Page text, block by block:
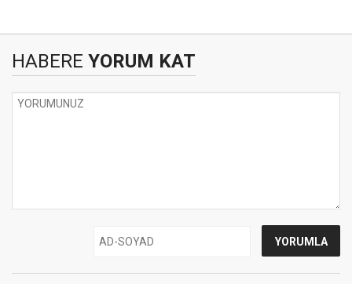
HABERE YORUM KAT